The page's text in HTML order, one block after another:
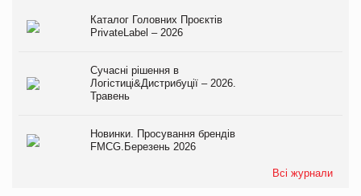
Каталог Головних Проєктів
PrivateLabel – 2026
Сучасні рішення в
Логістиці&Дистрибуції – 2026.
Травень
Новинки. Просування брендів
FMCG.Березень 2026
Всі журнали